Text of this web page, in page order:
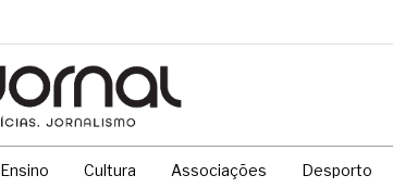
Ensino Cultura Associações Desporto